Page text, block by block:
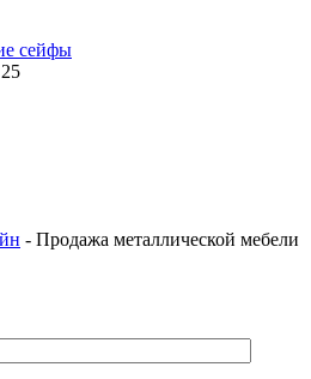
сейфы
- Продажа металлической мебели